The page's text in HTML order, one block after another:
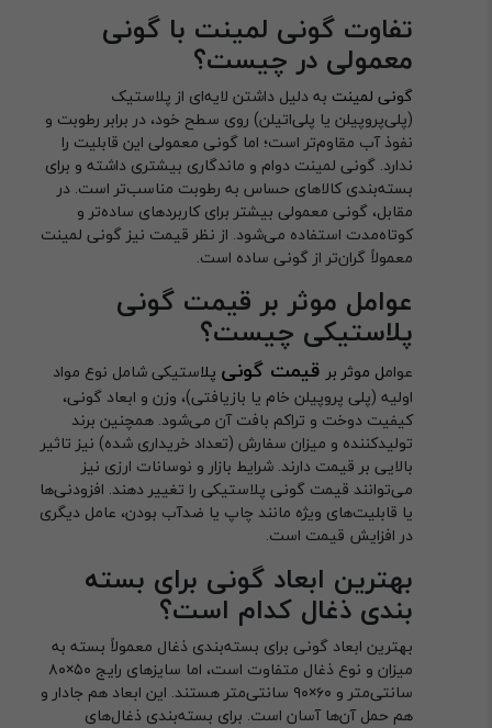
تفاوت گونی لمینت با گونی
معمولی در چیست؟
گونی لمینت به دلیل داشتن لایه‌ای از پلاستیک
(پلی‌پروپیلن یا پلی‌اتیلن) روی سطح خود، در برابر رطوبت و
نفوذ آب مقاوم‌تر است؛ اما گونی معمولی این قابلیت را
ندارد. گونی لمینت دوام و ماندگاری بیشتری داشته و برای
بسته‌بندی کالاهای حساس به رطوبت مناسب‌تر است. در
مقابل، گونی معمولی بیشتر برای کاربردهای ساده‌تر و
کوتاه‌مدت استفاده می‌شود. از نظر قیمت نیز گونی لمینت
معمولاً گران‌تر از گونی ساده است.
عوامل موثر بر قیمت گونی
پلاستیکی چیست؟
عوامل موثر برقیمت گونی پلاستیکی شامل نوع مواد
اولیه (پلی پروپیلن خام یا بازیافتی)، وزن و ابعاد گونی،
کیفیت دوخت و تراکم بافت آن می‌شود. همچنین برند
تولیدکننده و میزان سفارش (تعداد خریداری شده) نیز تاثیر
بالایی بر قیمت دارند. شرایط بازار و نوسانات ارزی نیز
می‌توانند قیمت گونی پلاستیکی را تغییر دهند. افزودنی‌ها
یا قابلیت‌های ویژه مانند چاپ یا ضدآب بودن، عامل دیگری
در افزایش قیمت است.
بهترین ابعاد گونی برای بسته
بندی ذغال کدام است؟
بهترین ابعاد گونی برای بسته‌بندی ذغال معمولاً بسته به
میزان و نوع ذغال متفاوت است، اما سایزهای رایج ۵۰×۸۰
سانتی‌متر و ۶۰×۹۰ سانتی‌متر هستند. این ابعاد هم جادار و
هم حمل آن‌ها آسان است. برای بسته‌بندی ذغال‌های